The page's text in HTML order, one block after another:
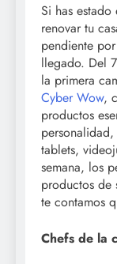
Si has
renovar tu
pendiente
llegado. Del
la primera
Cyber Wow,
productos
tablets,
semana, los
productos de
te contamos
Chefs de la